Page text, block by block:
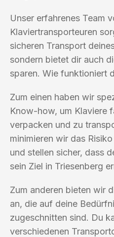
Unser erfahrenes Team
Klaviertransporteuren
sicheren Transport
sondern bietet dir auch
sparen. Wie funktioniert
Zum einen haben wir
Know-how, um Klaviere
verpacken und zu
minimieren wir das
und stellen sicher, dass
sein Ziel in Triesenberg
Zum anderen bieten wir
an, die auf deine
zugeschnitten sind. Du
verschiedenen